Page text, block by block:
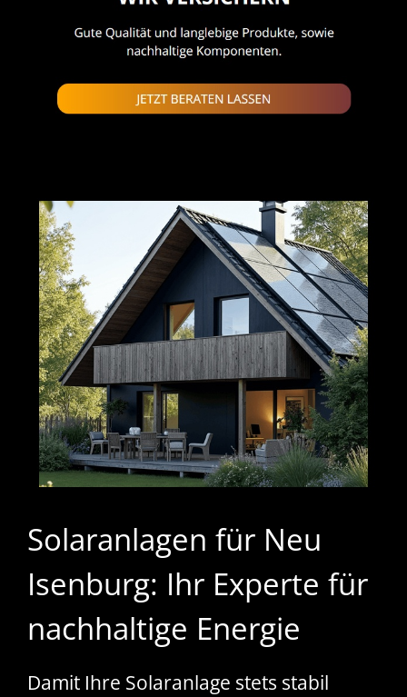
Solaranlagen für Neu
Isenburg: Ihr Experte für
nachhaltige Energie
Damit Ihre Solaranlage stets stabil